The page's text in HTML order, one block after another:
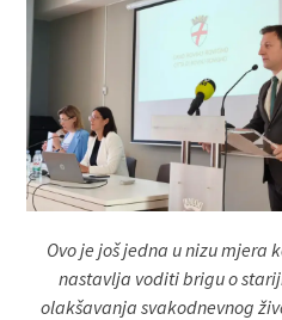
Ovo je još jedna u nizu mjera
nastavlja voditi brigu o
olakšavanja svakodnevnog